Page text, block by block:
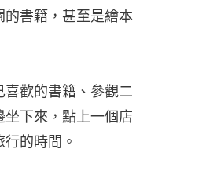
的書籍，甚至是繪本
歡的書籍、參觀二
下來，點上一個店
的時間。